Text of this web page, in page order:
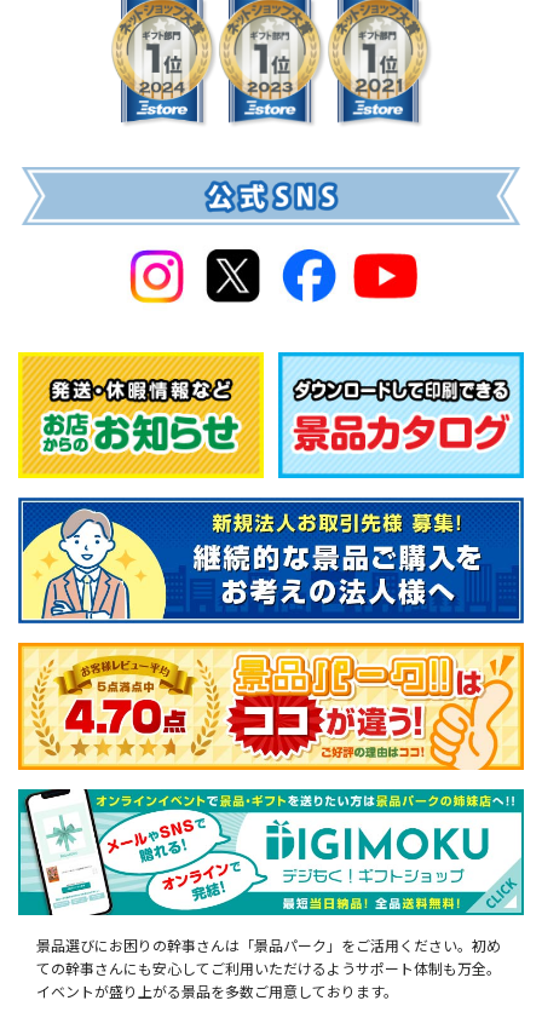
景品選びにお困りの幹事さんは「景品パーク」をご活用ください。初め
ての幹事さんにも安心してご利用いただけるようサポート体制も万全。
イベントが盛り上がる景品を多数ご用意しております。